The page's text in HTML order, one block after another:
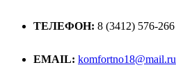
ТЕЛЕФОН: 8 (3412) 576-266
EMAIL: komfortno18@mail.ru